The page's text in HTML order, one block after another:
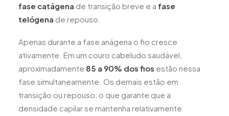
fase catágena de transição breve e a fase
telógena de repouso.
Apenas durante a fase anágena o fio cresce
ativamente. Em um couro cabeludo saudável,
aproximadamente 85 a 90% dos fios estão nessa
fase simultaneamente. Os demais estão em
transição ou repouso, o que garante que a
densidade capilar se mantenha relativamente